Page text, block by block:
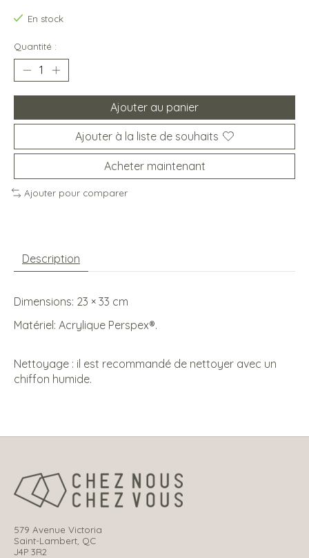
En stock
Quantité :
Ajouter au panier
Ajouter à la liste de souhaits
Acheter maintenant
Ajouter pour comparer
Description
Dimensions: 23 × 33 cm
Matériel: Acrylique Perspex®.
Nettoyage : il est recommandé de nettoyer avec un
chiffon humide.
579 Avenue Victoria
Saint-Lambert, QC
J4P 3R2